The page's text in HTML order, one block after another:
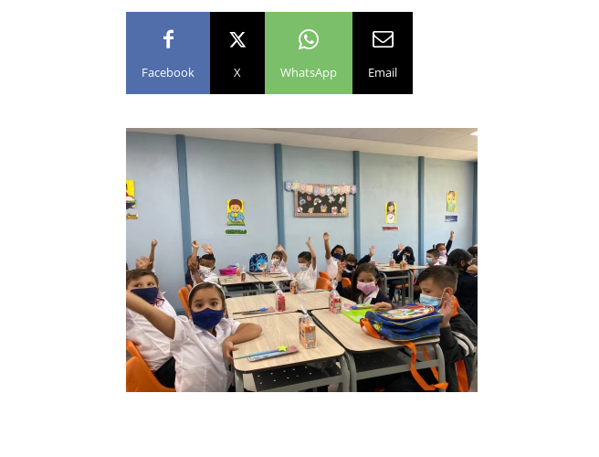
Facebook X WhatsApp Email